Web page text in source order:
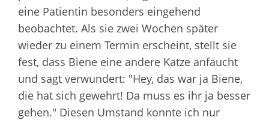
eine Patientin besonders eingehend
beobachtet. Als sie zwei Wochen später
wieder zu einem Termin erscheint, stellt sie
fest, dass Biene eine andere Katze anfaucht
und sagt verwundert: "Hey, das war ja Biene,
die hat sich gewehrt! Da muss es ihr ja besser
gehen." Diesen Umstand konnte ich nur